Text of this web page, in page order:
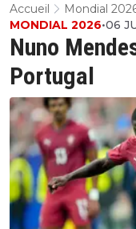
Accueil Mondial
Nuno
Portugal
MONDIAL 2026•06